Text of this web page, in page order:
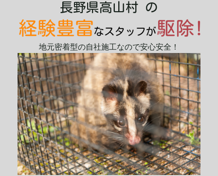
長野県高山村 の
地元密着型の自社施工なので安心安全！